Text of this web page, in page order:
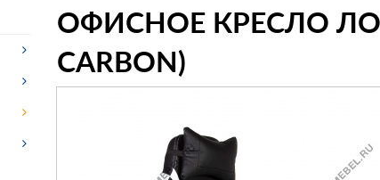
ОФИСНОЕ КРЕСЛО
CARBON)